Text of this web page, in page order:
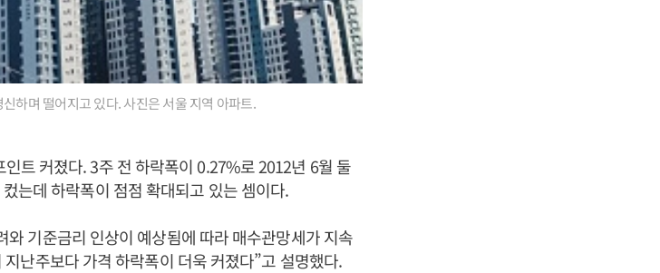
하며 떨어지고 있다. 사진은 서울 지역 아파트.
트 커졌다. 3주 전 하락폭이 0.27%로 2012년 6월 둘
는데 하락폭이 점점 확대되고 있는 셈이다.
기준금리 인상이 예상됨에 따라 매수관망세가 지속
난주보다 가격 하락폭이 더욱 커졌다”고 설명했다.